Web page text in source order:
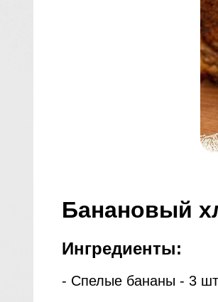
Банановый
Ингредиенты:
- Спелые бананы - 3